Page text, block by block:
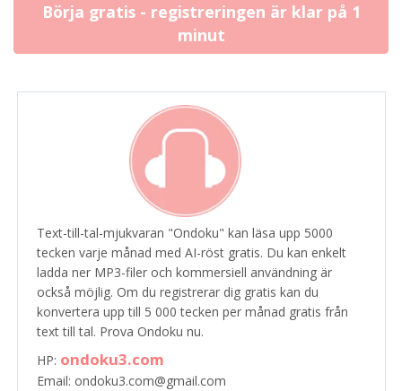
Börja gratis - registreringen är klar på 1
minut
Text-till-tal-mjukvaran "Ondoku" kan läsa upp 5000
tecken varje månad med AI-röst gratis. Du kan enkelt
ladda ner MP3-filer och kommersiell användning är
också möjlig. Om du registrerar dig gratis kan du
konvertera upp till 5 000 tecken per månad gratis från
text till tal. Prova Ondoku nu.
HP: ondoku3.com
Email: ondoku3.com@gmail.com